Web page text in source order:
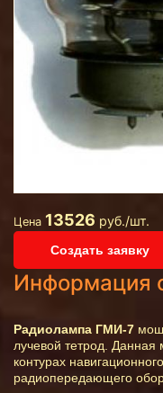
Цена 13526 руб./шт.
Создать заявку
Информация
Радиолампа ГМИ-7
лучевой тетрод.
контурах
радиопередающего